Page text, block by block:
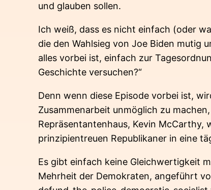
und glauben sollen.
Ich weiß, dass es nicht einfach (oder
die den Wahlsieg von Joe Biden mutig
alles vorbei ist, einfach zur
Geschichte versuchen?“
Denn wenn diese Episode vorbei ist,
Zusammenarbeit unmöglich zu
Repräsentantenhaus, Kevin McCarthy,
prinzipientreuen Republikaner in eine
Es gibt einfach keine Gleichwertigkeit
Mehrheit der Demokraten, angeführt